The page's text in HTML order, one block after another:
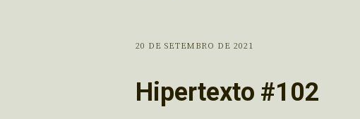
20 DE SETEMBRO DE 2021
Hipertexto #102